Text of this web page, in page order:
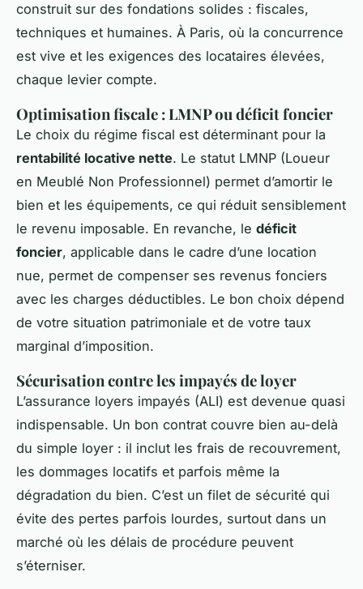
construit sur des fondations solides : fiscales,
techniques et humaines. À Paris, où la concurrence
est vive et les exigences des locataires élevées,
chaque levier compte.
Optimisation fiscale : LMNP ou déficit foncier
Le choix du régime fiscal est déterminant pour la
rentabilité locative nette. Le statut LMNP (Loueur
en Meublé Non Professionnel) permet d’amortir le
bien et les équipements, ce qui réduit sensiblement
le revenu imposable. En revanche, le déficit
foncier, applicable dans le cadre d’une location
nue, permet de compenser ses revenus fonciers
avec les charges déductibles. Le bon choix dépend
de votre situation patrimoniale et de votre taux
marginal d’imposition.
Sécurisation contre les impayés de loyer
L’assurance loyers impayés (ALI) est devenue quasi
indispensable. Un bon contrat couvre bien au-delà
du simple loyer : il inclut les frais de recouvrement,
les dommages locatifs et parfois même la
dégradation du bien. C’est un filet de sécurité qui
évite des pertes parfois lourdes, surtout dans un
marché où les délais de procédure peuvent
s’éterniser.